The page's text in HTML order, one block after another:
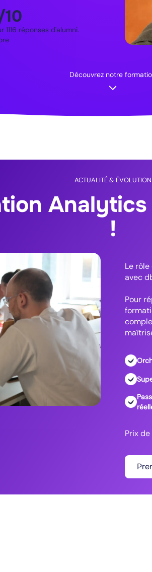
1116 réponses d'alumni.
Découvrez notre
ACTUALITÉ & ÉVOLUTION
!
Le
avec
Pour
Prix